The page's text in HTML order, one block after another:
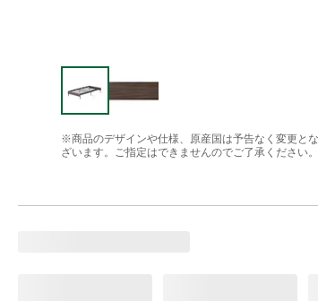
※商品のデザインや仕様、原産国は予告なく変更と
ざいます。ご指定はできませんのでご了承ください。